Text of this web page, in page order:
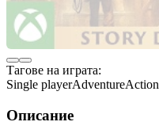
Тагове на играта:
Single playerAdventureAction
Описание